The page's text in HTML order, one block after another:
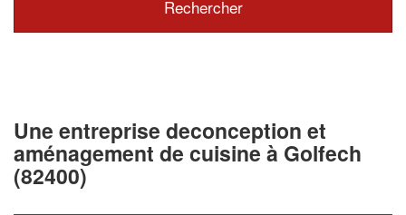
Une entreprise deconception et
aménagement de cuisine à Golfech
(82400)